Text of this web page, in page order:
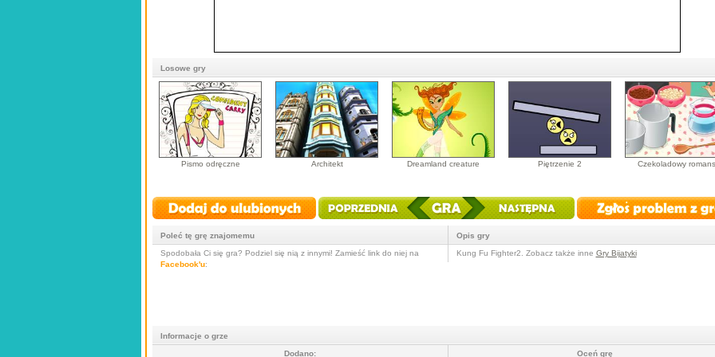
Losowe gry
Pismo odręczne Architekt Dreamland creature Piętrzenie 2 Czekoladowy romans
Poleć tę grę znajomemu
Spodobała Ci się gra? Podziel się nią z innymi! Zamieść link do niej na
Facebook'u:
Opis gry
Kung Fu Fighter2. Zobacz także inne Gry Bijatyki
Informacje o grze
Dodano:
Oceń grę